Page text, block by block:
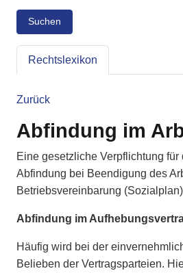
Suchen
Rechtslexikon
Zurück
Abfindung im
Eine gesetzliche Verpflichtung
Abfindung bei Beendigung des
Betriebsvereinbarung
Abfindung im
Häufig wird bei der
Belieben der Vertragsparteien.